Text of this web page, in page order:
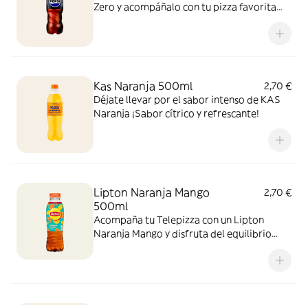
Zero y acompáñalo con tu pizza favorita
Kas Naranja 500ml
2,70 €
Déjate llevar por el sabor intenso de KAS
Naranja ¡Sabor cítrico y refrescante!
Lipton Naranja Mango
500ml
2,70 €
Acompaña tu Telepizza con un Lipton
Naranja Mango y disfruta del equilibrio